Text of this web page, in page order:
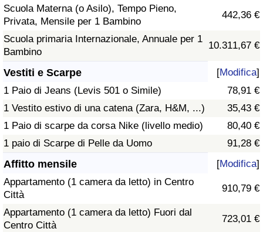
Scuola Materna (o Asilo), Tempo Pieno,
Privata, Mensile per 1 Bambino
442,36 €
Scuola primaria Internazionale, Annuale per 1
Bambino
10.311,67 €
Vestiti e Scarpe [Modifica]
1 Paio di Jeans (Levis 501 o Simile)
78,91 €
1 Vestito estivo di una catena (Zara, H&M, ...)
35,43 €
1 Paio di scarpe da corsa Nike (livello medio)
80,40 €
1 paio di Scarpe di Pelle da Uomo
91,28 €
Affitto mensile [Modifica]
Appartamento (1 camera da letto) in Centro
Città
910,79 €
Appartamento (1 camera da letto) Fuori dal
Centro Città
723,01 €